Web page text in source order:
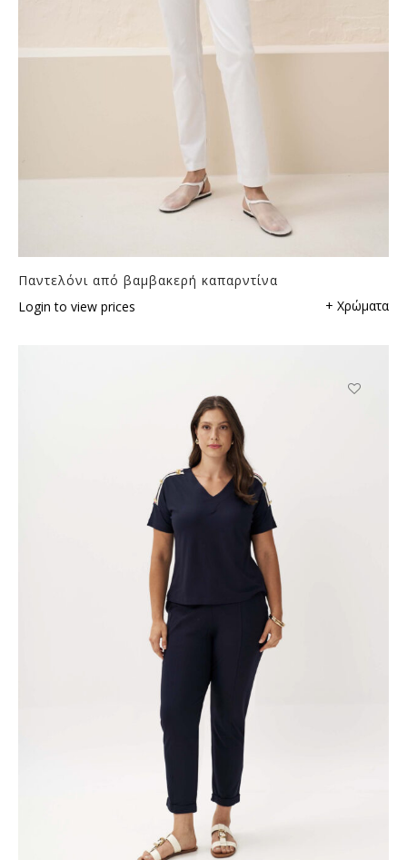
Παντελόνι από βαμβακερή καπαρντίνα
Login to view prices
+ Χρώματα